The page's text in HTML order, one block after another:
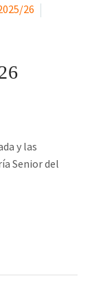
26
y las
Senior del